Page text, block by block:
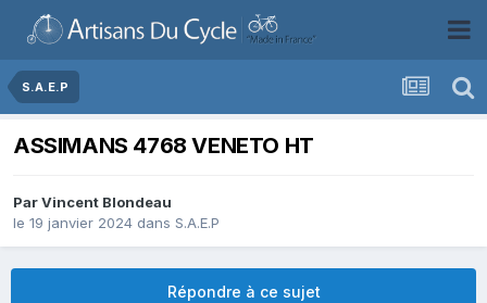
S.A.E.P
ASSIMANS 4768 VENETO HT
ParVincent Blondeau
le 19 janvier 2024 dans S.A.E.P
Répondre à ce sujet